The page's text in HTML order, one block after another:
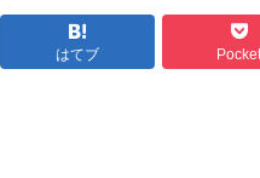
はてブ